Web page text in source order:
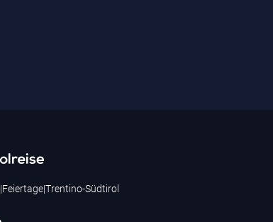
|Feiertage|Trentino-Südtirol